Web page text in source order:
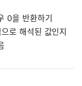
0을 반환하기
로 해석된 값인지